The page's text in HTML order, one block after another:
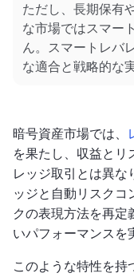
ただし、長期保有
な市場ではスマー
ん。スマートレバ
な適合と戦略的な
暗号資産市場では、
を果たし、収益とリ
レッジ取引とは異な
ッジと自動リスクコ
クの表現方法を再定
いパフォーマンスを
このような特性を持